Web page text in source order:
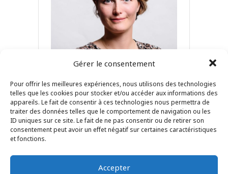
Gérer le consentement
Pour offrir les meilleures expériences, nous utilisons des technologies
telles que les cookies pour stocker et/ou accéder aux informations des
appareils. Le fait de consentir à ces technologies nous permettra de
traiter des données telles que le comportement de navigation ou les
ID uniques sur ce site. Le fait de ne pas consentir ou de retirer son
consentement peut avoir un effet négatif sur certaines caractéristiques
et fonctions.
Accepter
ClémenceCOTTRELL
AVOCAT
596426363
clemenceavocat@cottrell.fr